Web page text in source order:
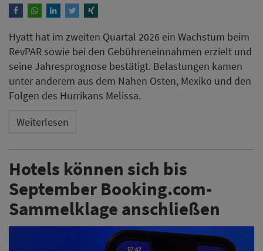
Hyatt hat im zweiten Quartal 2026 ein Wachstum beim
RevPAR sowie bei den Gebühreneinnahmen erzielt und
seine Jahresprognose bestätigt. Belastungen kamen
unter anderem aus dem Nahen Osten, Mexiko und den
Folgen des Hurrikans Melissa.
Weiterlesen
Hotels können sich bis
September Booking.com-
Sammelklage anschließen